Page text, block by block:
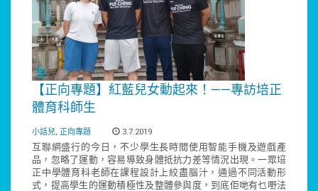
【正向專題】紅藍兒女動起來！——專訪培正
體育科師生
小話兒, 正向專題 3.7.2019
互聯網盛行的今日，不少學生長時間使用智能手機及遊戲產
品，忽略了運動，容易導致身體抵抗力差等情況出現。一眾培
正中學體育科老師在課程設計上絞盡腦汁，通過不同活動形
式，提高學生的運動積極性及整體參與度，到底佢哋有乜嘢法